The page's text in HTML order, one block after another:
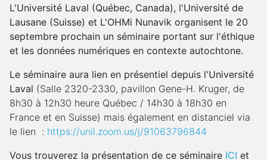
L'Université Laval (Québec, Canada), l'Université de
Lausane (Suisse) et L'OHMi Nunavik organisent le 20
septembre prochain un séminaire portant sur l'éthique
et les données numériques en contexte autochtone.
Le séminaire aura lien en présentiel depuis l'Université
Laval (Salle 2320-2330, pavillon Gene-H. Kruger, de
8h30 à 12h30 heure Québec / 14h30 à 18h30 en
France et en Suisse) mais également en distanciel via
le lien : https://unil.zoom.us/j/91063796844
Vous trouverez la présentation de ce séminaire ICI et